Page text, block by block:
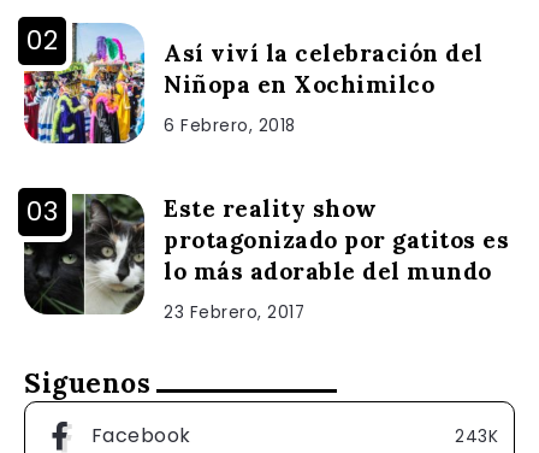
Así viví la celebración del
Niñopa en Xochimilco
6 Febrero, 2018
Este reality show
protagonizado por gatitos es
lo más adorable del mundo
23 Febrero, 2017
Siguenos
Facebook 243K